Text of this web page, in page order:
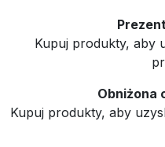
Kupuj produkty, aby
Obniżona
Kupuj produkty, aby